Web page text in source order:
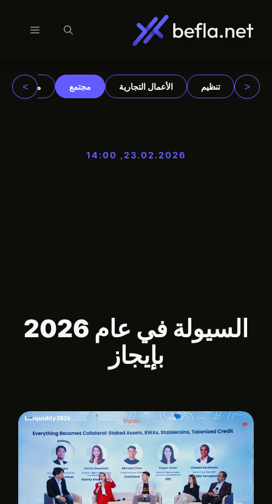
المحتوى
القائمة
< تنظيم الأعمال التجارية مجتمع مؤسسات
>
23.02.2026, 14:00
السيولة في عام 2026
بإيجاز